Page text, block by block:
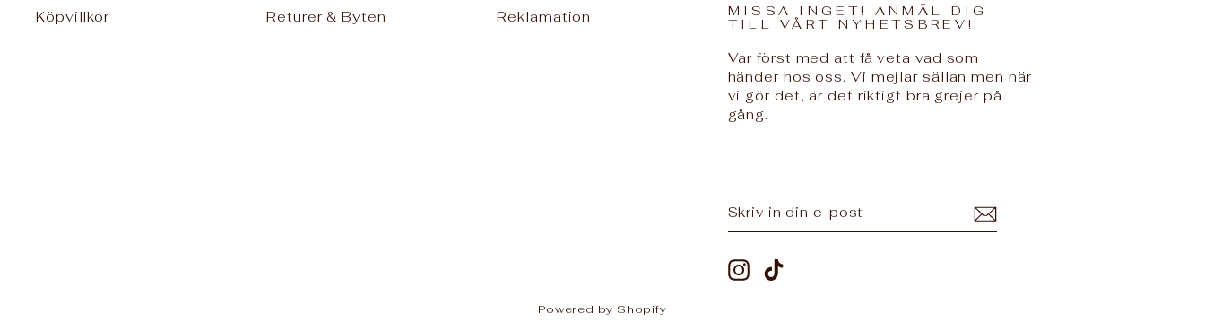
Köpvillkor Returer & Byten Reklamation MISSA INGET! ANMÄL DIG
TILL VÅRT NYHETSBREV!
Var först med att få veta vad som
händer hos oss. Vi mejlar sällan men när
vi gör det, är det riktigt bra grejer på
gång.
IN
DIN
POST
Instagram
TikTok
Powered by Shopify